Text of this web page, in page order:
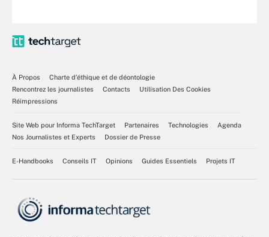
À Propos
Charte d’éthique et de déontologie
Rencontrez les journalistes
Contacts
Utilisation Des Cookies
Réimpressions
Site Web pour Informa TechTarget Partenaires Technologies
Agenda
Nos Journalistes et Experts
Dossier de Presse
E-Handbooks Conseils IT Opinions Guides Essentiels Projets IT